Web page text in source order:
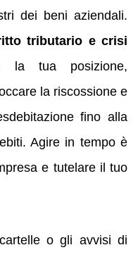
dei beni aziendali.
tributario e crisi
la tua posizione,
la riscossione e
fino alla
Agire in tempo è
e tutelare il tuo
o gli avvisi di